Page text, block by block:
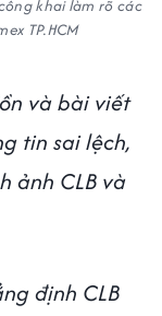
khai làm rõ các
TP.HCM
và bài viết
tin sai lệch,
ảnh CLB và
định CLB